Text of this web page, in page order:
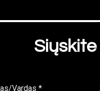
Vardas *